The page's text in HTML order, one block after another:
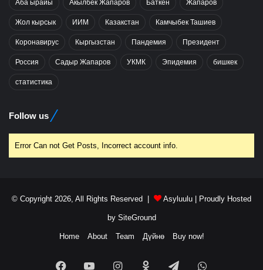
Аба ырайы Акылбек Жапаров Баткен Жапаров
Жол кырсык ИИМ Казакстан Камчыбек Ташиев
Коронавирус Кыргызстан Пандемия Президент
Россия Садыр Жапаров УКМК Эпидемия бишкек
статистика
Follow us
Error Can not Get Posts, Incorrect account info.
© Copyright 2026, All Rights Reserved | Asyluulu | Proudly Hosted
by SiteGround
Home About Team Дүйнө Buy now!
FacebookYouTubeInstagramOdnoklassniki
TelegramWhatsApp